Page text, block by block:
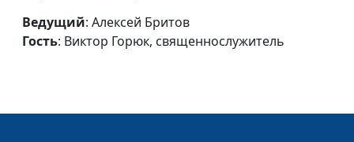
Книга Иова
Вениамин Дашкевич,
Ведущий: Алексей Бритов
Гость: Виктор Горюк, священнослужитель